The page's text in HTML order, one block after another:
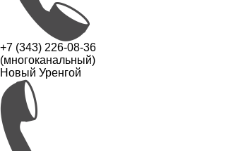
+7 (343) 226-08-36
(многоканальный)
Новый Уренгой